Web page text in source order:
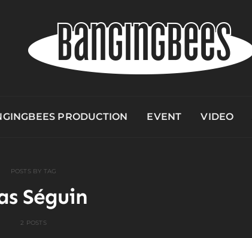
PRODUCTION EVENT VIDEO
POSTS BY TAG
Séguin
2 POSTS